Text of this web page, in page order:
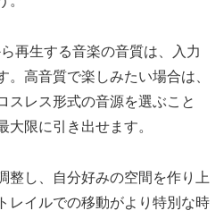
再生する音楽の音質は、入力
。高音質で楽しみたい場合は、
スレス形式の音源を選ぶこと
大限に引き出せます。
整し、自分好みの空間を作り上
レイルでの移動がより特別な時